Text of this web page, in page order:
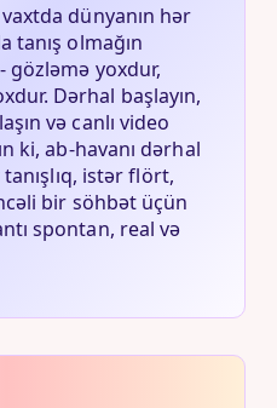
dünyanın hər
tanış olmağın
gözləmə yoxdur,
Dərhal başlayın,
və canlı video
ki, ab-havanı dərhal
istər flört,
bir söhbət üçün
spontan, real və